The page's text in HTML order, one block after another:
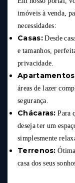
imóveis à venda,
necessidades:
Casas:Desde
e tamanhos,
privacidade.
áreas de lazer
segurança.
Chácaras: Para
deseja ter um
simplesmente
Terrenos:
casa dos seus